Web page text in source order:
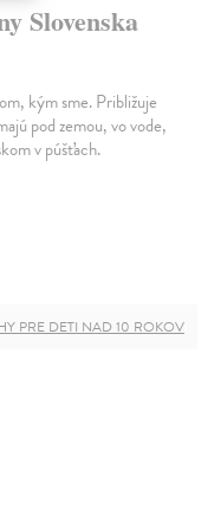
Slovenska
kým sme. Približuje
pod zemou, vo vode,
v púšťach.
PRE DETI NAD 10 ROKOV